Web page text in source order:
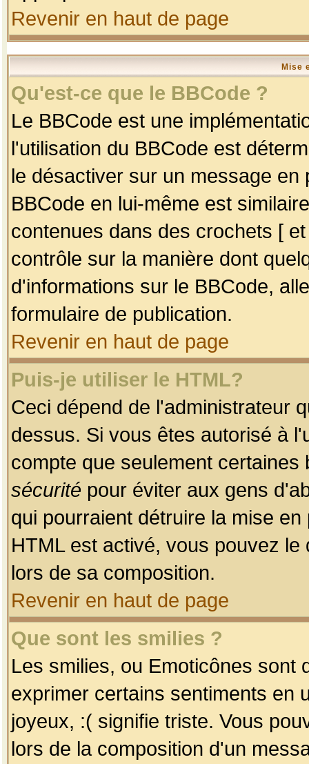
Revenir en haut de page
Mise
Qu'est-ce que le BBCode ?
Le BBCode est une
l'utilisation du BBCode est
le désactiver sur un message
BBCode en lui-même est
contenues dans des crochets [
contrôle sur la manière dont
d'informations sur le BBCode,
formulaire de publication.
Revenir en haut de page
Puis-je utiliser le HTML?
Ceci dépend de l'administrateur
dessus. Si vous êtes autorisé à
compte que seulement
sécurité pour éviter aux gens
qui pourraient détruire la mise
HTML est activé, vous pouvez
lors de sa composition.
Revenir en haut de page
Que sont les smilies ?
Les smilies, ou Emoticônes sont
exprimer certains sentiments en
joyeux, :( signifie triste. Vous
lors de la composition d'un